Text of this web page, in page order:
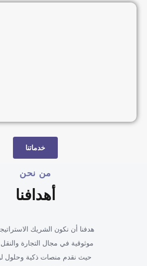
خدماتنا
من نحن
أهدافنا
هدفنا أن نكون الشريك الاستراتيجي
موثوقية في مجال التجارة والنقل
حيث نقدم منصات ذكية وحلول